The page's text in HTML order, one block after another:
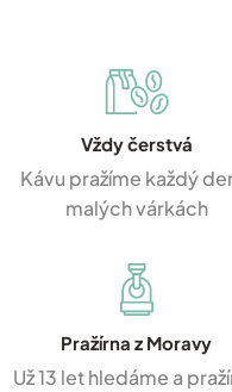
Vždy čerstvá
Kávu pražíme každý
malých várkách
Pražírna z Moravy
Už 13 let hledáme a